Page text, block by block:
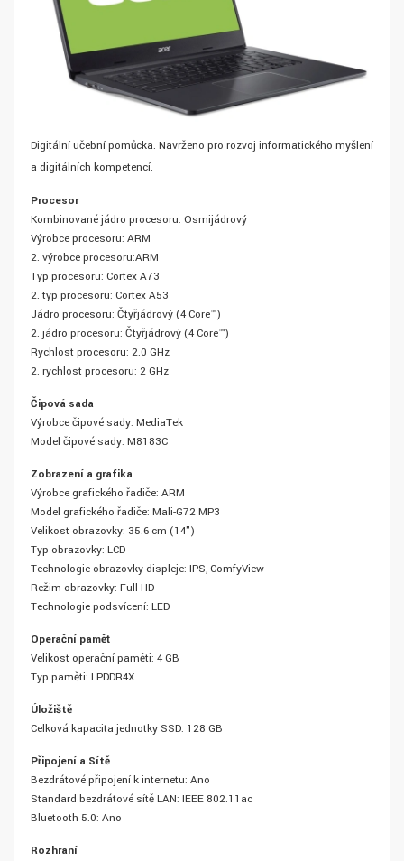
Digitální učební pomůcka. Navrženo pro rozvoj informatického myšlení
a digitálních kompetencí.
Procesor
Kombinované jádro procesoru: Osmijádrový
Výrobce procesoru: ARM
2. výrobce procesoru:ARM
Typ procesoru: Cortex A73
2. typ procesoru: Cortex A53
Jádro procesoru: Čtyřjádrový (4 Core™)
2. jádro procesoru: Čtyřjádrový (4 Core™)
Rychlost procesoru: 2.0 GHz
2. rychlost procesoru: 2 GHz
Čipová sada
Výrobce čipové sady: MediaTek
Model čipové sady: M8183C
Zobrazení a grafika
Výrobce grafického řadiče: ARM
Model grafického řadiče: Mali-G72 MP3
Velikost obrazovky: 35.6 cm (14")
Typ obrazovky: LCD
Technologie obrazovky displeje: IPS, ComfyView
Režim obrazovky: Full HD
Technologie podsvícení: LED
Operační paměť
Velikost operační paměti: 4 GB
Typ paměti: LPDDR4X
Úložiště
Celková kapacita jednotky SSD: 128 GB
Připojení a Sítě
Bezdrátové připojení k internetu: Ano
Standard bezdrátové sítě LAN: IEEE 802.11ac
Bluetooth 5.0: Ano
Rozhraní